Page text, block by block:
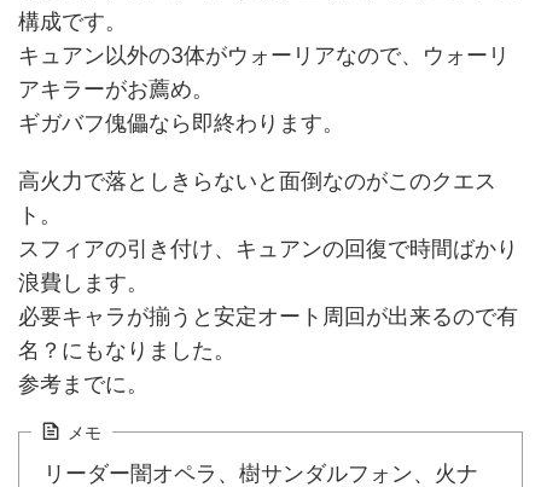
構成です。
キュアン以外の3体がウォーリアなので、ウォーリ
アキラーがお薦め。
ギガバフ傀儡なら即終わります。
高火力で落としきらないと面倒なのがこのクエス
ト。
スフィアの引き付け、キュアンの回復で時間ばかり
浪費します。
必要キャラが揃うと安定オート周回が出来るので有
名？にもなりました。
参考までに。
メモ
リーダー闇オペラ、樹サンダルフォン、火ナ